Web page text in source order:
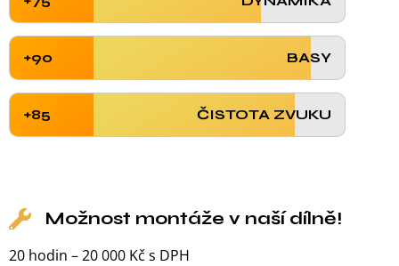
BASY
+90
ČISTOTA ZVUKU
+85
Možnost montáže v naší dílně!
20 hodin – 20 000 Kč s DPH